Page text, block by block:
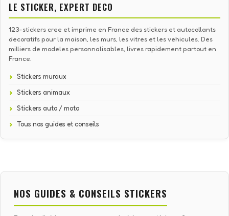
LE STICKER, EXPERT DECO
123-stickers cree et imprime en France des stickers et autocollants
decoratifs pour la maison, les murs, les vitres et les vehicules. Des
milliers de modeles personnalisables, livres rapidement partout en
France.
Stickers muraux
Stickers animaux
Stickers auto / moto
Tous nos guides et conseils
NOS GUIDES & CONSEILS STICKERS